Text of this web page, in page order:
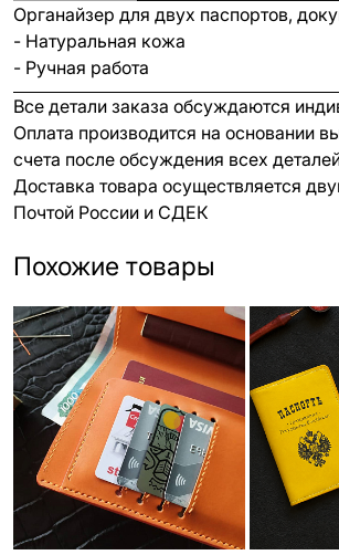
Органайзер для двух паспортов,
- Натуральная кожа
- Ручная работа
Все детали заказа обсуждаются
Оплата производится на основании
счета после обсуждения всех
Доставка товара осуществляется
Почтой России и СДЕК
Похожие товары